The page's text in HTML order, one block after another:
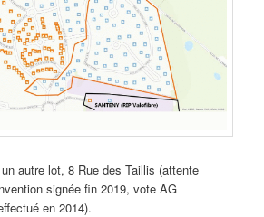
autre lot, 8 Rue des Taillis (attente
signée fin 2019, vote AG
en 2014).